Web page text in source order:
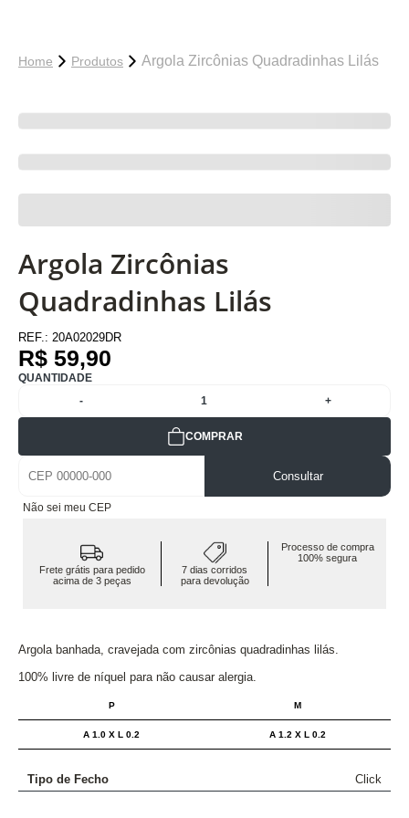
Home Produtos Argola Zircônias Quadradinhas Lilás
Argola Zircônias
Quadradinhas Lilás
REF.: 20A02029DR
R$ 59,90
QUANTIDADE
-
1 +
COMPRAR
Consultar
Não sei meu CEP
Frete grátis para pedido
acima de 3 peças
7 dias corridos
para devolução
Processo de compra
100% segura
Argola banhada, cravejada com zircônias quadradinhas lilás.
100% livre de níquel para não causar alergia.
P M
A 1.0 X L 0.2 A 1.2 X L 0.2
Tipo de Fecho Click